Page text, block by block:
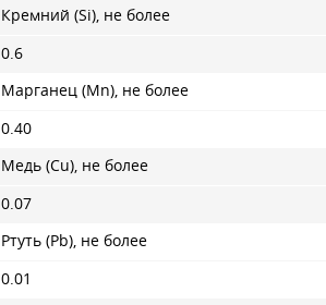
Кремний (Si), не более
0.6
Марганец (Mn), не более
0.40
Медь (Cu), не более
0.07
Ртуть (Pb), не более
0.01